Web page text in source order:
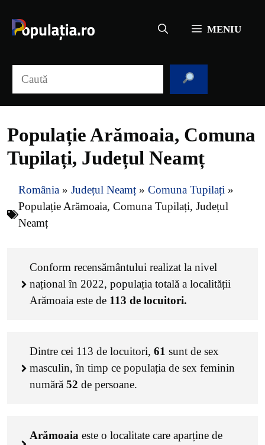
conținut
MENIU
Populație Arămoaia, Comuna
Tupilați, Județul Neamț
România » Județul Neamț » Comuna Tupilați »
Populație Arămoaia, Comuna Tupilați, Județul
Neamț
Conform recensământului realizat la nivel
național în 2022, populația totală a localității
Arămoaia este de 113 de locuitori.
Dintre cei 113 de locuitori, 61 sunt de sex
masculin, în timp ce populația de sex feminin
numără 52 de persoane.
Arămoaia este o localitate care aparține de